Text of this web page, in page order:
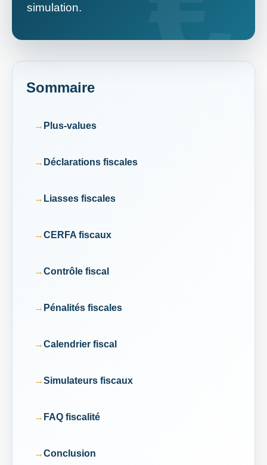
simulation.
Sommaire
Plus-values
Déclarations fiscales
Liasses fiscales
CERFA fiscaux
Contrôle fiscal
Pénalités fiscales
Calendrier fiscal
Simulateurs fiscaux
FAQ fiscalité
Conclusion